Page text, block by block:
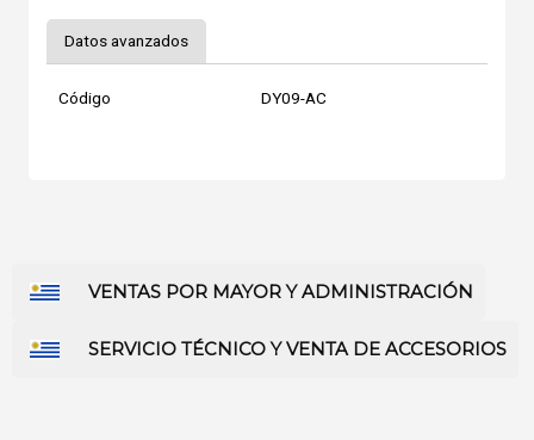
Datos avanzados
Código DY09-AC
VENTAS POR MAYOR Y ADMINISTRACIÓN
SERVICIO TÉCNICO Y VENTA DE ACCESORIOS